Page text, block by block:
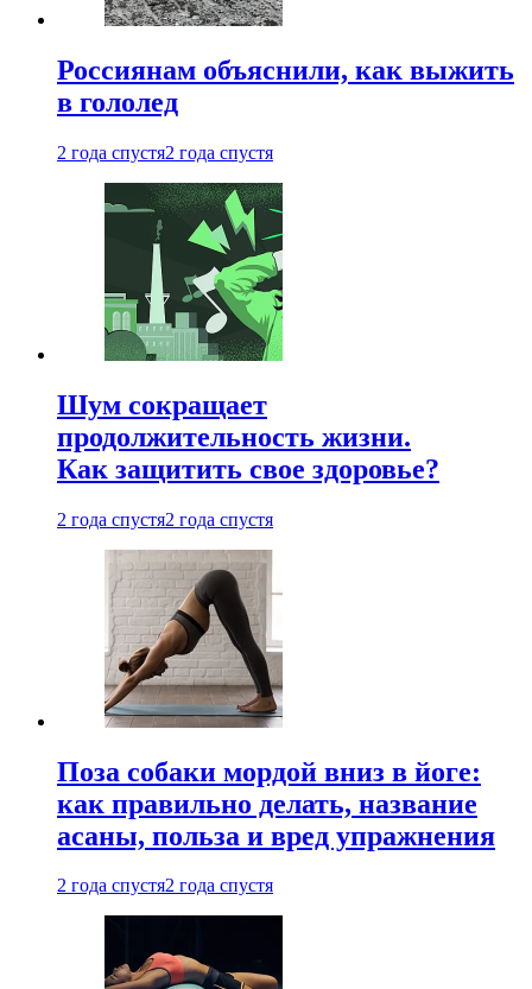
Россиянам объяснили, как выжить
в гололед
2 года спустя2 года спустя
Шум сокращает
продолжительность жизни.
Как защитить свое здоровье?
2 года спустя2 года спустя
Поза собаки мордой вниз в йоге:
как правильно делать, название
асаны, польза и вред упражнения
2 года спустя2 года спустя